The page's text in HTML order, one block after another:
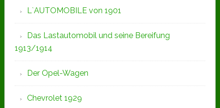
L`AUTOMOBILE von 1901
Das Lastautomobil und seine Bereifung
1913/1914
Der Opel-Wagen
Chevrolet 1929